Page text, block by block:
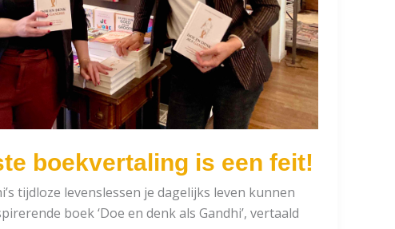
boekvertaling is een feit!
tijdloze levenslessen je dagelijks leven kunnen
boek ‘Doe en denk als Gandhi’, vertaald